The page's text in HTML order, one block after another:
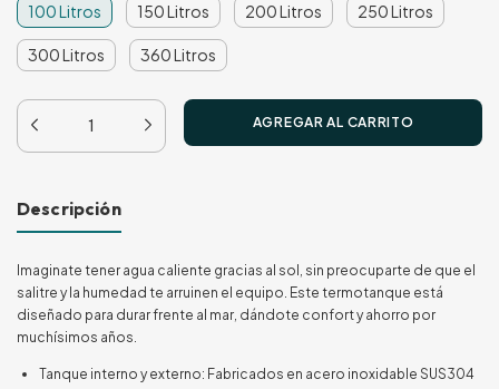
100 Litros 150 Litros 200 Litros 250 Litros
300 Litros 360 Litros
Descripción
Imaginate tener agua caliente gracias al sol, sin preocuparte de que el
salitre y la humedad te arruinen el equipo. Este termotanque está
diseñado para durar frente al mar, dándote confort y ahorro por
muchísimos años.
Tanque interno y externo: Fabricados en acero inoxidable SUS304